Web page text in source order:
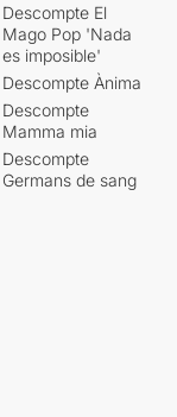
Descompte El
Mago Pop 'Nada
es imposible'
Descompte Ànima
Descompte
Mamma mia
Descompte
Germans de sang